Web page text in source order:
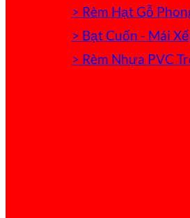
> Rèm Hạt Gỗ
> Bạt Cuốn - Mái
> Rèm Nhựa PVC